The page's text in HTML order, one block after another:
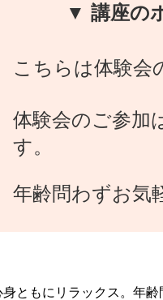
▼ 講座の
こちらは体験会
体験会のご参加
す。
年齢問わずお気
ともにリラックス。年齢